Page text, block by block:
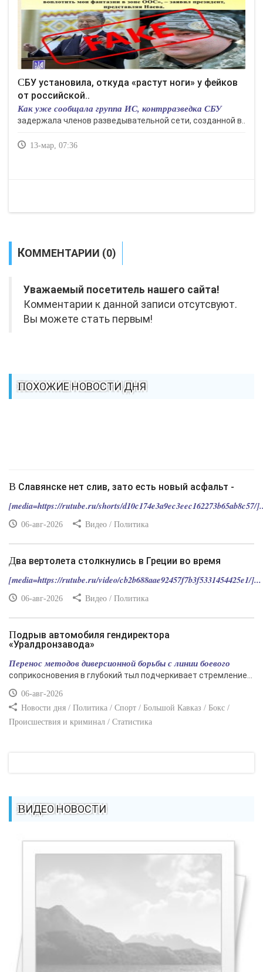
СБУ установила, откуда «растут ноги» у фейков
от российской..
Как уже сообщала группа ИС, контрразведка СБУ
задержала членов разведывательной сети, созданной в..
13-мар, 07:36
КОММЕНТАРИИ (0)
Уважаемый посетитель нашего сайта!
Комментарии к данной записи отсутсвуют.
Вы можете стать первым!
ПОХОЖИЕ НОВОСТИ ДНЯ
В Славянске нет слив, зато есть новый асфальт -
[media=https://rutube.ru/shorts/d10c174e3a9ec3eec162273b65ab8c57/
06-авг-2026 Видео / Политика
Два вертолета столкнулись в Греции во время
[media=https://rutube.ru/video/cb2b688aae92457f7b3f5331454425e1/]...
06-авг-2026 Видео / Политика
Подрыв автомобиля гендиректора
«Уралдронзавода»
Перенос методов диверсионной борьбы с линии боевого
соприкосновения в глубокий тыл подчеркивает стремление...
06-авг-2026
Новости дня / Политика / Спорт / Большой Кавказ / Бокс /
Происшествия и криминал / Статистика
ВИДЕО НОВОСТИ